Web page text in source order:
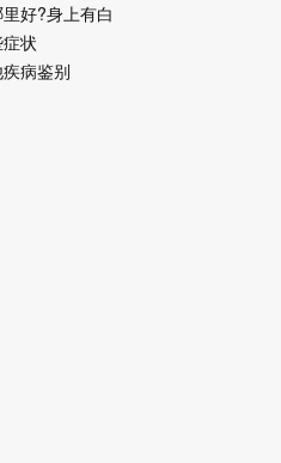
好?身上有白
状
病鉴别